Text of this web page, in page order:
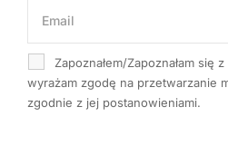
Zapoznałem/Zapoznałam się z
wyrażam zgodę na przetwarzanie
zgodnie z jej postanowieniami.